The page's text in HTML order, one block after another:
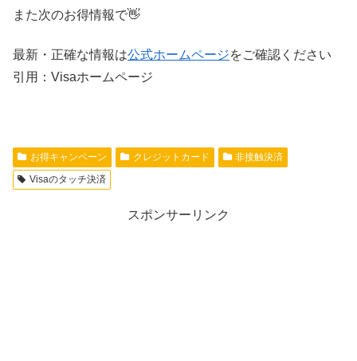
また次のお得情報で👋
最新・正確な情報は公式ホームページをご確認ください
引用：Visaホームページ
お得キャンペーン クレジットカード
非接触決済
Visaのタッチ決済
スポンサーリンク